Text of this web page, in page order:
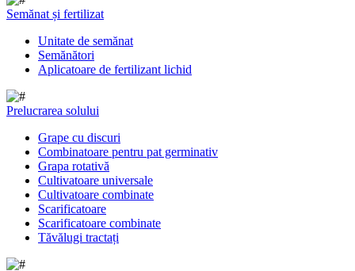
Semănat și fertilizat
Unitate de semănat
Semănători
Aplicatoare de fertilizant lichid
Prelucrarea solului
Grape cu discuri
Combinatoare pentru pat germinativ
Grapa rotativă
Cultivatoare universale
Cultivatoare combinate
Scarificatoare
Scarificatoare combinate
Tăvălugi tractați